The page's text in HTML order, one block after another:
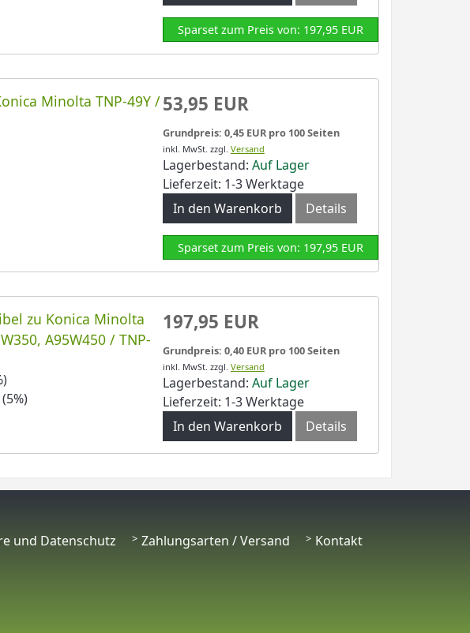
Sparset zum Preis von: 197,95 EUR
Minolta TNP-49Y /53,95 EUR
Grundpreis: 0,45 EUR pro 100 Seiten
inkl. MwSt. zzgl. Versand
Lagerbestand: Auf Lager
Lieferzeit: 1-3 Werktage
In den Warenkorb
Details
Sparset zum Preis von: 197,95 EUR
zu Konica Minolta
A95W450 / TNP-
197,95 EUR
Grundpreis: 0,40 EUR pro 100 Seiten
inkl. MwSt. zzgl. Versand
Lagerbestand: Auf Lager
Lieferzeit: 1-3 Werktage
In den Warenkorb
Details
und Datenschutz Zahlungsarten / Versand
Kontakt